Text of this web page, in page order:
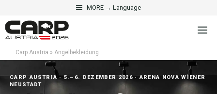
Inhalt
springen
MORE → Language
Carp Austria » Angelbekleidung
CARP AUSTRIA · 5.–6. DEZEMBER 2026 · ARENA NOVA WIENER
NEUSTADT